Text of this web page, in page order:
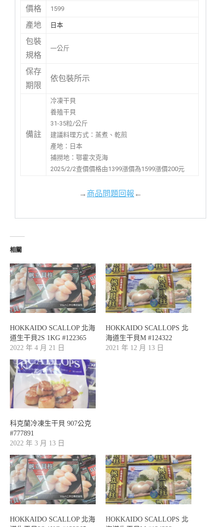
價格 1599
產地 日本
包裝
規格
一公斤
保存
期限
依包裝所示
備註
冷凍干貝
養殖干貝
31-35粒/公斤
建議料理方式：蒸煮、乾煎
產地：日本
捕撈地：鄂霍次克海
2025/2/2查價價格由1399漲價為1599漲價200元
→商品問題回報←
相關
HOKKAIDO SCALLOP 北海
道生干貝2S 1KG #122365
2022 年 4 月 21 日
HOKKAIDO SCALLOPS 北
海道生干貝M #124322
2021 年 12 月 13 日
科克蘭冷凍生干貝 907公克
#777891
2022 年 3 月 13 日
HOKKAIDO SCALLOP 北海
HOKKAIDO SCALLOPS 北